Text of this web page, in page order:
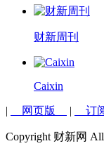
财新周刊
Caixin
| 网页版 | 订
Copyright 财新网 All